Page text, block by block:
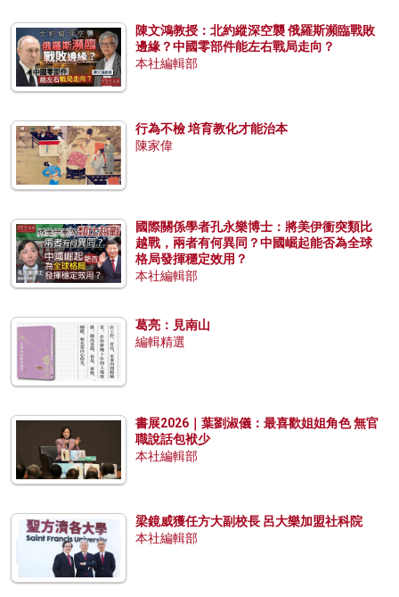
陳文鴻教授：北約縱深空襲 俄羅斯瀕臨戰敗
邊緣？中國零部件能左右戰局走向？
本社編輯部
行為不檢 培育教化才能治本
陳家偉
國際關係學者孔永樂博士：將美伊衝突類比
越戰，兩者有何異同？中國崛起能否為全球
格局發揮穩定效用？
本社編輯部
葛亮：見南山
編輯精選
書展2026｜葉劉淑儀：最喜歡姐姐角色 無官
職說話包袱少
本社編輯部
梁鏡威獲任方大副校長 呂大樂加盟社科院
本社編輯部